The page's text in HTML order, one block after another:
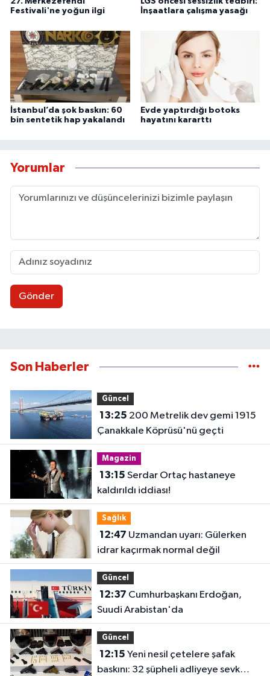
Festivali'ne yoğun ilgi
İnşaatlara çalışma yasağı
İstanbul’da şok baskın: 60
bin sentetik hap yakalandı
Evde yaptırdığı botoks
hayatını kararttı
Yorumlar
Gönder
Son Haberler
Güncel
13:25
Çanakkale Köprüsü'nü geçti
Magazin
13:15
kaldırıldı iddiası!
Sağlık
12:47
idrar kaçırmak normal değil
Güncel
12:37
Suudi Arabistan'da
Güncel
12:15
baskını: 32 şüpheli adliyeye sevk